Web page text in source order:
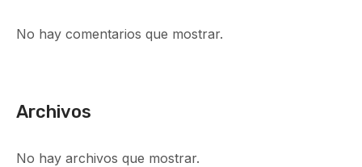
No hay comentarios que mostrar.
Archivos
No hay archivos que mostrar.